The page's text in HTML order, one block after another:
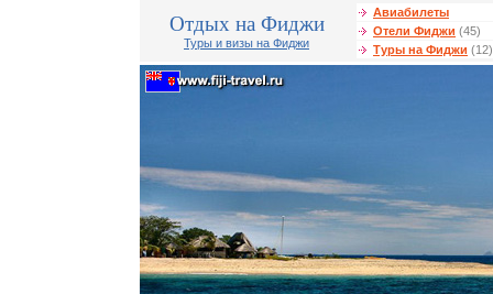
Отдых на Фиджи
Туры и визы на Фиджи
Авиабилеты
Отели Фиджи (45)
Туры на Фиджи (12)